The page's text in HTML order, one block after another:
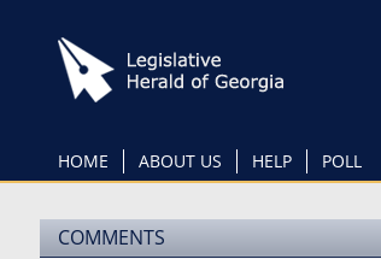
HOME ABOUT US HELP POLL
COMMENTS